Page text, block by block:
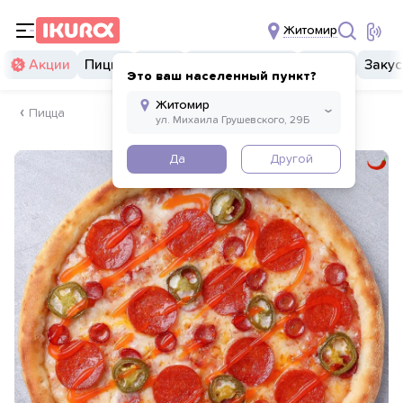
Житомир
Это ваш населенный пункт?
Да Другой
Акции Пицца
Пицца